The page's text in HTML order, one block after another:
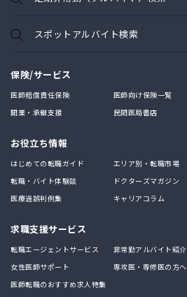
スポットアルバイト検索
保険/サービス
医師賠償責任保険
医師向け保険一覧
開業・承継支援
民間医局書店
お役立ち情報
はじめての転職ガイド
エリア別・転職市場
転職・バイト体験談
ドクターズマガジン
医療過誤判例集
キャリアコラム
求職支援サービス
転職エージェントサービス
非常勤アルバイト紹介
女性医師サポート
専攻医・専修医の方へ
医師転職のおすすめ求人特集